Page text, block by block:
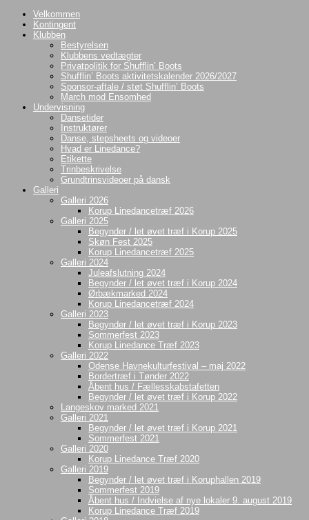
Videre
indhold
Velkommen
Kontingent
Klubben
Bestyrelsen
Klubbens vedtægter
Privatpolitik for Shufflin’ Boots
Shufflin’ Boots aktivitetskalender 2026/2027
Sponsor-aftale / støt Shufflin’ Boots
March mod Ensomhed
Undervisning
Dansetider
Instruktører
Danse, stepsheets og videoer
Hvad er Linedance?
Etikette
Trinbeskrivelse
Grundtrinsvideoer på dansk
Galleri
Galleri 2026
Korup Linedancetræf 2026
Galleri 2025
Begynder / let øvet træf i Korup 2025
Skøn Fest 2025
Korup Linedancetræf 2025
Galleri 2024
Juleafslutning 2024
Begynder / let øvet træf i Korup 2024
Ørbækmarked 2024
Korup Linedancetræf 2024
Galleri 2023
Begynder / let øvet træf i Korup 2023
Sommerfest 2023
Korup Linedance Træf 2023
Galleri 2022
Odense Havnekulturfestival – maj 2022
Bordertræf i Tønder 2022
Åbent hus / Fællesskabstafetten
Begynder / let øvet træf i Korup 2022
Langeskov marked 2021
Galleri 2021
Begynder / let øvet træf i Korup 2021
Sommerfest 2021
Galleri 2020
Korup Linedance Træf 2020
Galleri 2019
Begynder / let øvet træf i Koruphallen 2019
Sommerfest 2019
Åbent hus / Indvielse af nye lokaler 9. august 2019
Korup Linedance Træf 2019